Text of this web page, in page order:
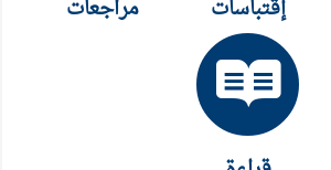
خلال الكلام عن التضحيات التي
على الفرد، ومن خلال ما تمليه من
إقتباسات مراجعات